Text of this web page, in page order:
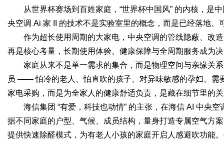
从世界杯赛场到百姓家庭，“世界杯中国风” 的内核，是
央空调 Ai 家 II 的技术不是实验室里的概念，而是已经落地、
作为超长使用周期的大家电，中央空调的管线隐蔽、改
再是核心考量，长期使用体验、健康保障与全周期服务成为
家庭从来不是单一需求的集合，而是物理空间与亲缘关
员 —— 怕冷的老人、怕直吹的孩子、对异味敏感的孕妇、需
家电采购，而是为全家人的健康舒适负责，是藏在细节里的
海信集团 “有爱，科技也动情” 的主张，在海信 AI 中央
据不同家庭的户型、气候、成员结构，量身打造专属空气方
提供快速除醛模式，为有老人小孩的家庭开启人感避吹功能